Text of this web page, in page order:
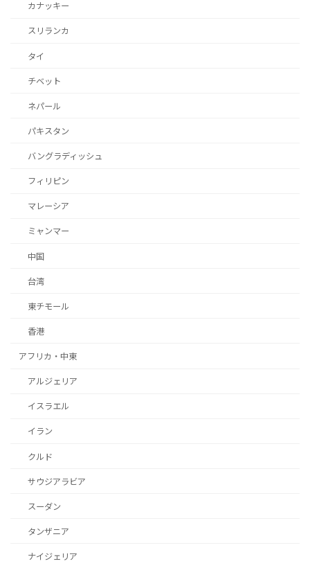
カナッキー
スリランカ
タイ
チベット
ネパール
パキスタン
バングラディッシュ
フィリピン
マレーシア
ミャンマー
中国
台湾
東チモール
香港
アフリカ・中東
アルジェリア
イスラエル
イラン
クルド
サウジアラビア
スーダン
タンザニア
ナイジェリア